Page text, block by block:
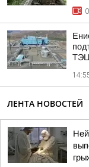
ТЭЦ
ЛЕНТА НОВОСТЕЙ